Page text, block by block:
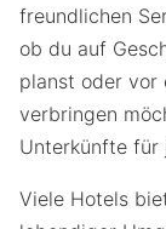
freundlichen
ob du auf
planst oder vor
verbringen
Unterkünfte für
Viele Hotels